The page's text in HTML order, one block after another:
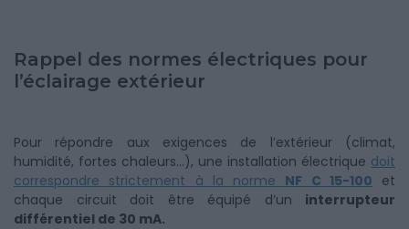
Rappel des normes électriques pour
l’éclairage extérieur
Pour répondre aux exigences de l’extérieur (climat,
humidité, fortes chaleurs…), une installation électrique doit
correspondre strictement à la norme NF C 15-100 et
chaque circuit doit être équipé d’un interrupteur
différentiel de 30 mA.